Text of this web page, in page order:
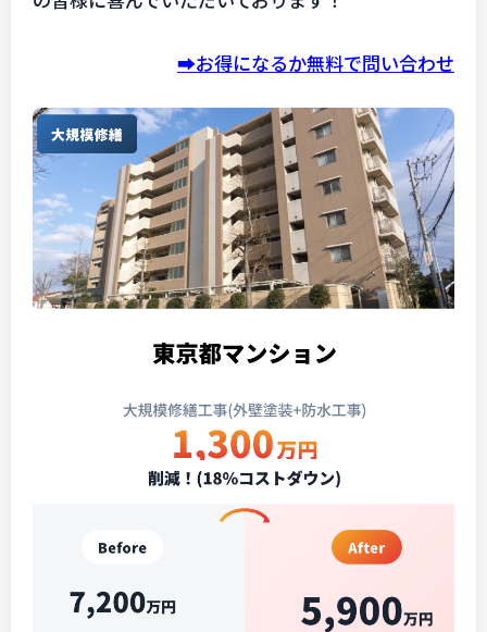
➡️お得になるか無料で問い合わせ